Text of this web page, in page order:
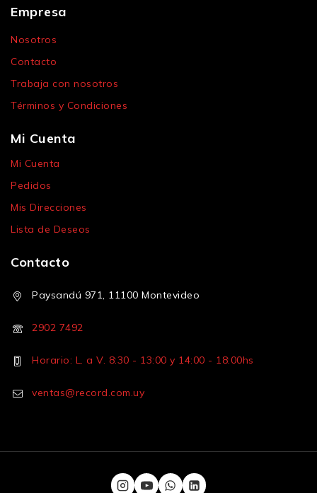
Empresa
Nosotros
Contacto
Trabaja con nosotros
Términos y Condiciones
Mi Cuenta
Mi Cuenta
Pedidos
Mis Direcciones
Lista de Deseos
Contacto
Paysandú 971, 11100 Montevideo
2902 7492
Horario: L. a V. 8:30 - 13:00 y 14:00 - 18:00hs
ventas@record.com.uy